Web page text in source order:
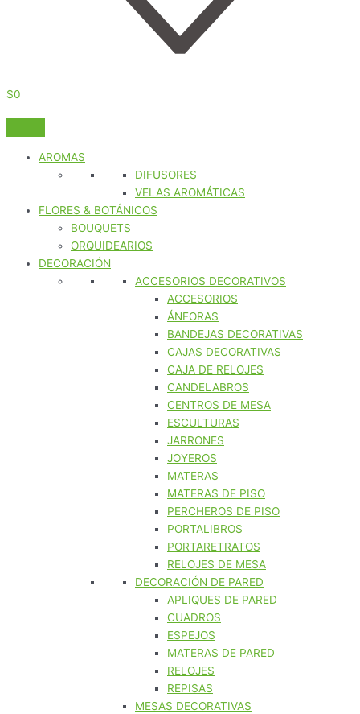
$0
AROMAS
DIFUSORES
VELAS AROMÁTICAS
FLORES & BOTÁNICOS
BOUQUETS
ORQUIDEARIOS
DECORACIÓN
ACCESORIOS DECORATIVOS
ACCESORIOS
ÁNFORAS
BANDEJAS DECORATIVAS
CAJAS DECORATIVAS
CAJA DE RELOJES
CANDELABROS
CENTROS DE MESA
ESCULTURAS
JARRONES
JOYEROS
MATERAS
MATERAS DE PISO
PERCHEROS DE PISO
PORTALIBROS
PORTARETRATOS
RELOJES DE MESA
DECORACIÓN DE PARED
APLIQUES DE PARED
CUADROS
ESPEJOS
MATERAS DE PARED
RELOJES
REPISAS
MESAS DECORATIVAS